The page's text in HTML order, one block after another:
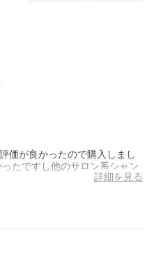
価が良かったので購入しまし
たですし他のサロン系シャン
詳細を見る